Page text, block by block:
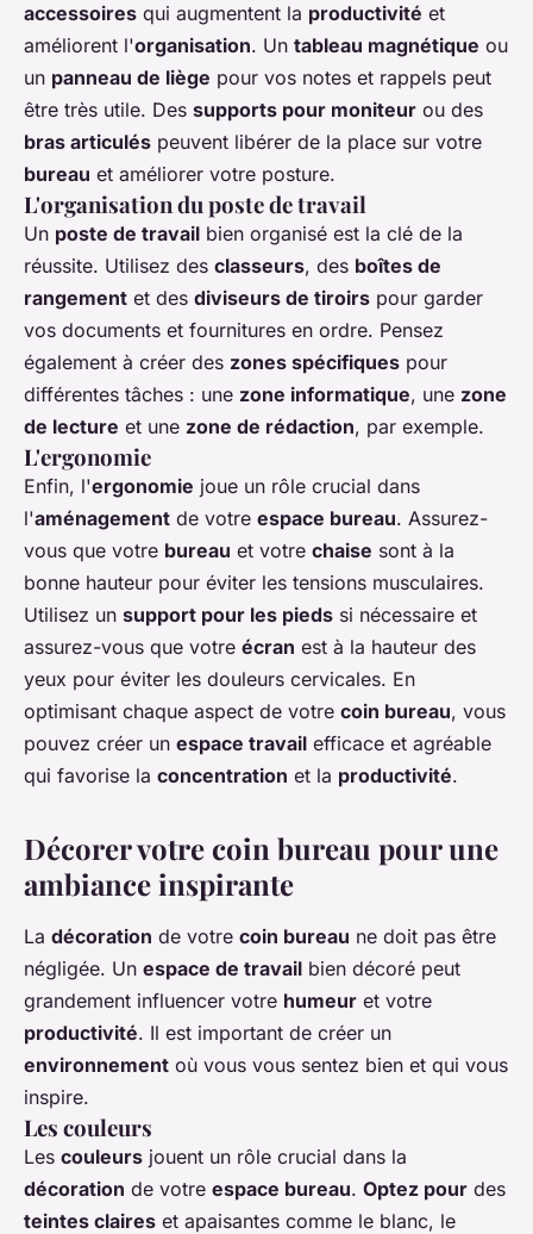
accessoires qui augmentent la productivité et
améliorent l'organisation. Un tableau magnétique ou
un panneau de liège pour vos notes et rappels peut
être très utile. Des supports pour moniteur ou des
bras articulés peuvent libérer de la place sur votre
bureau et améliorer votre posture.
L'organisation du poste de travail
Un poste de travail bien organisé est la clé de la
réussite. Utilisez des classeurs, des boîtes de
rangement et des diviseurs de tiroirs pour garder
vos documents et fournitures en ordre. Pensez
également à créer des zones spécifiques pour
différentes tâches : une zone informatique, une zone
de lecture et une zone de rédaction, par exemple.
L'ergonomie
Enfin, l'ergonomie joue un rôle crucial dans
l'aménagement de votre espace bureau. Assurez-
vous que votre bureau et votre chaise sont à la
bonne hauteur pour éviter les tensions musculaires.
Utilisez un support pour les pieds si nécessaire et
assurez-vous que votre écran est à la hauteur des
yeux pour éviter les douleurs cervicales. En
optimisant chaque aspect de votre coin bureau, vous
pouvez créer un espace travail efficace et agréable
qui favorise la concentration et la productivité.
Décorer votre coin bureau pour une
ambiance inspirante
La décoration de votre coin bureau ne doit pas être
négligée. Un espace de travail bien décoré peut
grandement influencer votre humeur et votre
productivité. Il est important de créer un
environnement où vous vous sentez bien et qui vous
inspire.
Les couleurs
Les couleurs jouent un rôle crucial dans la
décoration de votre espace bureau. Optez pour des
teintes claires et apaisantes comme le blanc, le